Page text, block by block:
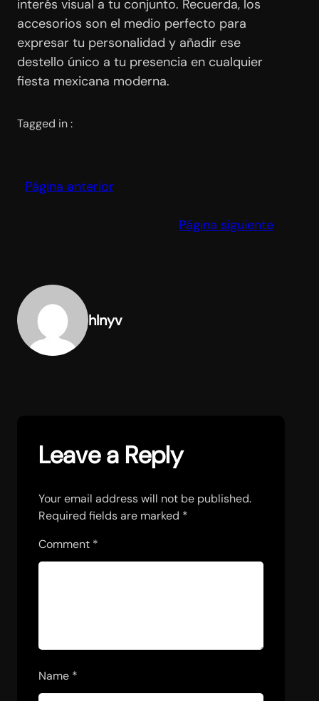
interés visual a tu conjunto. Recuerda, los
accesorios son el medio perfecto para
expresar tu personalidad y añadir ese
destello único a tu presencia en cualquier
fiesta mexicana moderna.
Tagged in :
Página anterior
Página siguiente
hlnyv
Leave a Reply
Your email address will not be published.
Required fields are marked *
Comment *
Name *